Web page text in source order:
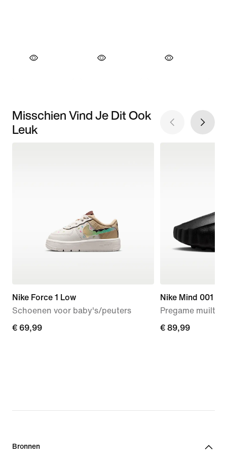
Misschien Vind Je Dit Ook
Leuk
Nike Force 1 Low
Schoenen voor baby's/peuters
€ 69,99
€ 69,99
Nike Mind 001
Pregame
€ 89,99
€ 89,99
Bronnen